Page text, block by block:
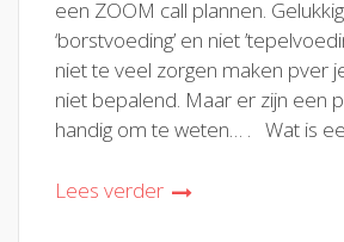
een ZOOM call plannen.
‘borstvoeding’ en niet
niet te veel zorgen maken pver
niet bepalend. Maar er zijn een
handig om te weten… . Wat is
Lees verder